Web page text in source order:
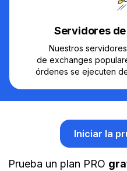
Servidores
Nuestros
de exchanges
órdenes se ejecuten
Iniciar la
Prueba un plan PRO